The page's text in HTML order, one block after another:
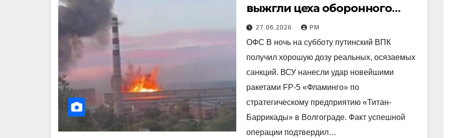
выжгли цеха оборонного
гиганта
27.06.2026 РМ
ОФС В ночь на субботу путинский ВПК
получил хорошую дозу реальных, осязаемых
санкций. ВСУ нанесли удар новейшими
ракетами FP-5 «Фламинго» по
стратегическому предприятию «Титан-
Баррикады» в Волгограде. Факт успешной
операции подтвердил…